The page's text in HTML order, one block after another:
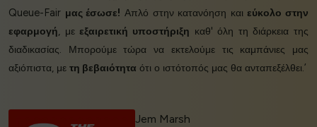
Queue-Fair μας έσωσε! Απλό στην κατανόηση καιεύκολο στην
εφαρμογή, μεεξαιρετική υποστήριξη καθ' όλη τη διάρκεια της
διαδικασίας. Μπορούμε τώρα να εκτελούμε τις καμπάνιες μας
αξιόπιστα, με τη βεβαιότητα ότι ο ιστότοπός μας θα ανταπεξέλθει.’
Jem Marsh